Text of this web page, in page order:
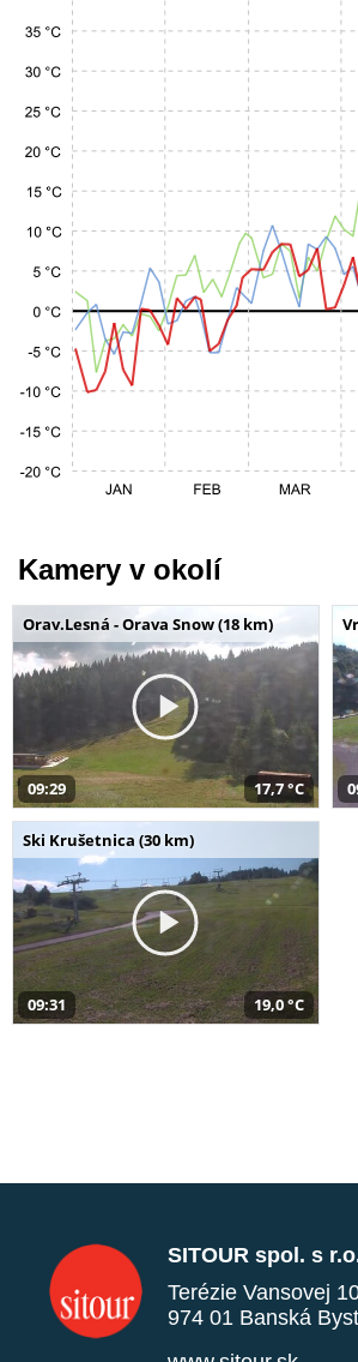
Kamery v okolí
Orav.Lesná - Orava Snow (18 km)
09:29 17,7 °C
Ski Krušetnica (30 km)
09:31 19,0 °C
SITOUR spol. s
Terézie Vansovej
974 01 Banská